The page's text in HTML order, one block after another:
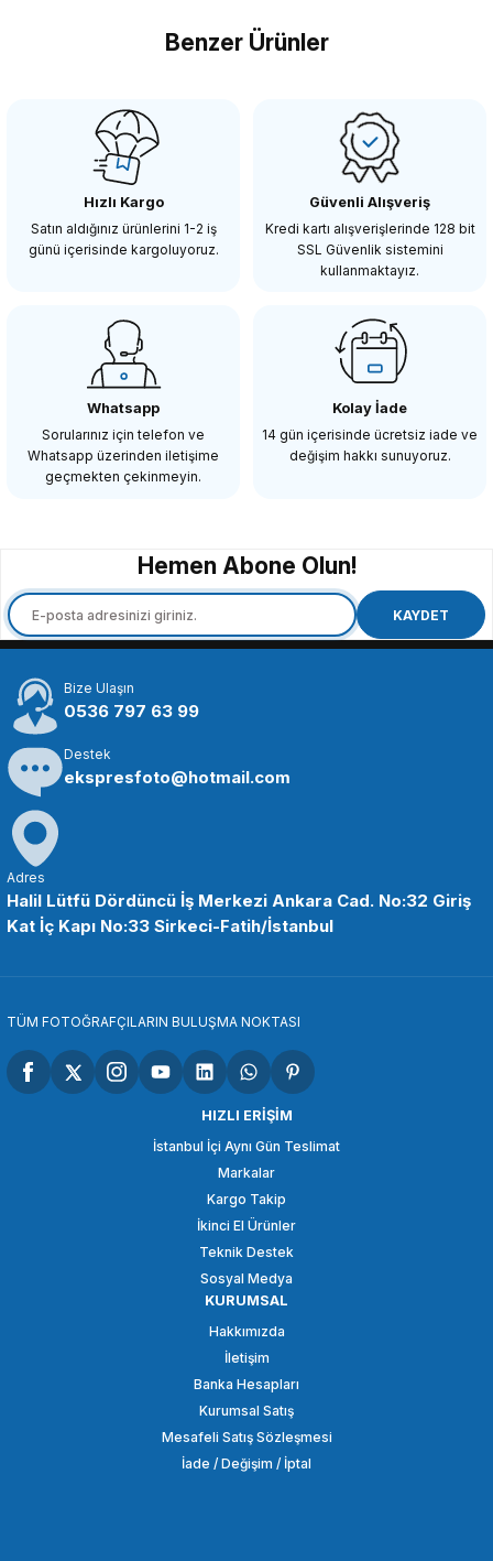
Yorum Yaz
Benzer Ürünler
SmallRig AAW2459 DJI Ronin / Zhiyun Gimbal Stabilizatörler için Karşı
SEPETE EKLE
SmallRig AAW2285 DJI Ronin S ve Zhiyun Gimbal Sabitleyici için Karşı
1.098,90 TL
SmallRig 3027 DJI RS 2 / RS 3 / RS 3 / RS 4 için Çift EL Tutamağı
7.588,94 TL
SMALLRİG
SmallRig 3125 DJI RS 2 / RS 3 / RS4 ve ZHIYUN Gimbal için Karşı Ağırlık
SMALLRİG
SmallRig 3061 DJI Ronin S / RS 2 / RSC 2 / RS 3 / RS 4 için Hızlı Çıkarma
SEPETE EKLE
SmallRig 3031B DJI RS 2 Ronin-S Gimbal için Hızlı Çıkarma Plakası
Hızlı Kargo
Satın aldığınız ürünlerini 1-2 iş
günü içerisinde kargoluyoruz.
Güvenli Alışveriş
Kredi kartı alışverişlerinde 128 bit
SSL Güvenlik sistemini
kullanmaktayız.
Whatsapp
Sorularınız için telefon ve
Whatsapp üzerinden iletişime
geçmekten çekinmeyin.
Kolay İade
14 gün içerisinde ücretsiz iade ve
değişim hakkı sunuyoruz.
Hemen Abone Olun!
KAYDET
Bize Ulaşın
0536 797 63 99
Destek
ekspresfoto@hotmail.com
Adres
Halil Lütfü Dördüncü İş Merkezi Ankara Cad. No:32 Giriş
Kat İç Kapı No:33 Sirkeci-Fatih/İstanbul
TÜM FOTOĞRAFÇILARIN BULUŞMA NOKTASI
HIZLI ERİŞİM
İstanbul İçi Aynı Gün Teslimat
Markalar
Kargo Takip
İkinci El Ürünler
Teknik Destek
Sosyal Medya
KURUMSAL
Hakkımızda
İletişim
Banka Hesapları
Kurumsal Satış
Mesafeli Satış Sözleşmesi
İade / Değişim / İptal